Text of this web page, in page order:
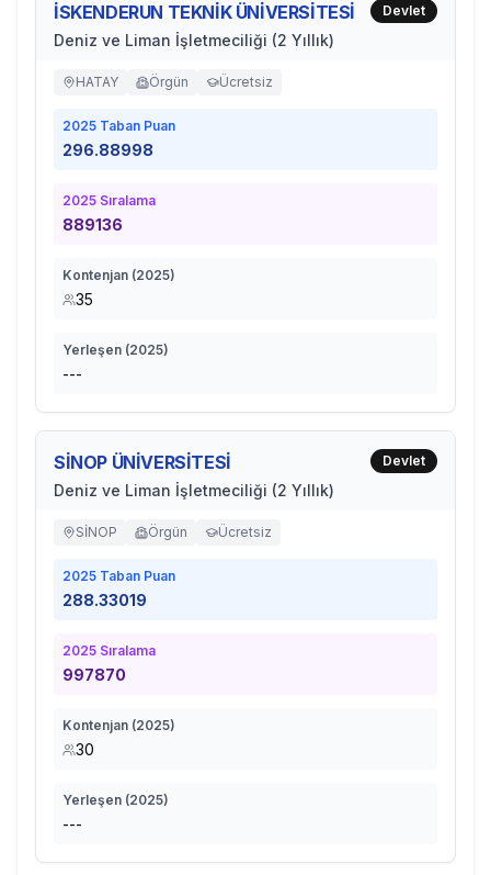
İSKENDERUN TEKNİK ÜNİVERSİTESİ
Deniz ve Liman İşletmeciliği (2 Yıllık)
Devlet
HATAY Örgün Ücretsiz
2025 Taban Puan
296.88998
2025 Sıralama
889136
Kontenjan (2025)
35
Yerleşen (2025)
---
SİNOP ÜNİVERSİTESİ
Deniz ve Liman İşletmeciliği (2 Yıllık)
Devlet
SİNOP Örgün Ücretsiz
2025 Taban Puan
288.33019
2025 Sıralama
997870
Kontenjan (2025)
30
Yerleşen (2025)
---